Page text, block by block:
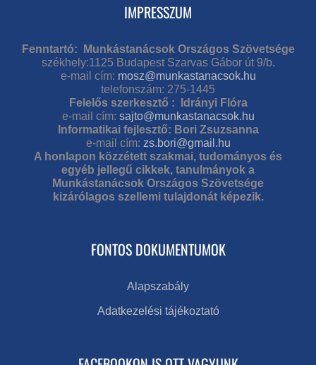
IMPRESSZUM
Fenntartó: Munkástanácsok Országos Szövetsége
székhely:1125 Budapest Szarvas Gábor út 9/b.
e-mail cím: mosz@munkastanacsok.hu
telefonszám: 275-1445
Felelős szerkesztő : Idrányi Flóra
e-mail cím: sajto@munkastanacsok.hu
Informatikai fejlesztő: Bori Zsuzsanna
e-mail cím: zs.bori@gmail.hu
A honlapon közzétett szakmai, tudományos és
egyéb jellegű cikkek, tanulmányok a
Munkástanácsok Országos Szövetsége
kizárólagos szellemi tulajdonát képezik.
FONTOS DOKUMENTUMOK
Alapszabály
Adatkezelési tájékoztató